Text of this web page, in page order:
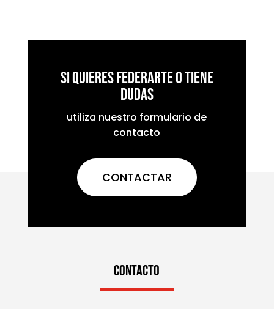
Si quieres federarte o tiene
dudas
utiliza nuestro formulario de
contacto
CONTACTAR
CONTACTO